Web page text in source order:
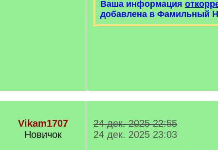
Ваша информация
добавлена в Фамильный
Vikam1707
Новичок
24 дек. 2025 22:55
24 дек. 2025 23:03